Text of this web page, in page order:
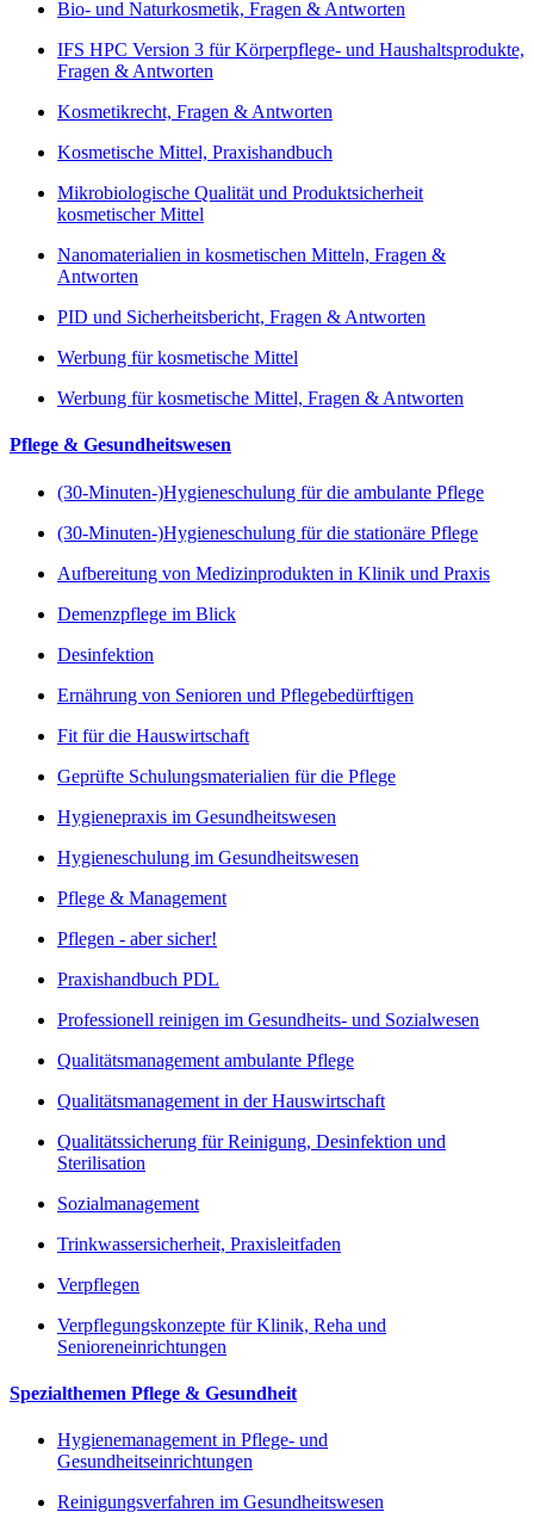
Bio- und Naturkosmetik, Fragen & Antworten
IFS HPC Version 3 für Körperpflege- und Haushaltsprodukte,
Fragen & Antworten
Kosmetikrecht, Fragen & Antworten
Kosmetische Mittel, Praxishandbuch
Mikrobiologische Qualität und Produktsicherheit
kosmetischer Mittel
Nanomaterialien in kosmetischen Mitteln, Fragen &
Antworten
PID und Sicherheitsbericht, Fragen & Antworten
Werbung für kosmetische Mittel
Werbung für kosmetische Mittel, Fragen & Antworten
Pflege & Gesundheitswesen
(30-Minuten-)Hygieneschulung für die ambulante Pflege
(30-Minuten-)Hygieneschulung für die stationäre Pflege
Aufbereitung von Medizinprodukten in Klinik und Praxis
Demenzpflege im Blick
Desinfektion
Ernährung von Senioren und Pflegebedürftigen
Fit für die Hauswirtschaft
Geprüfte Schulungsmaterialien für die Pflege
Hygienepraxis im Gesundheitswesen
Hygieneschulung im Gesundheitswesen
Pflege & Management
Pflegen - aber sicher!
Praxishandbuch PDL
Professionell reinigen im Gesundheits- und Sozialwesen
Qualitätsmanagement ambulante Pflege
Qualitätsmanagement in der Hauswirtschaft
Qualitätssicherung für Reinigung, Desinfektion und
Sterilisation
Sozialmanagement
Trinkwassersicherheit, Praxisleitfaden
Verpflegen
Verpflegungskonzepte für Klinik, Reha und
Senioreneinrichtungen
Spezialthemen Pflege & Gesundheit
Hygienemanagement in Pflege- und
Gesundheitseinrichtungen
Reinigungsverfahren im Gesundheitswesen